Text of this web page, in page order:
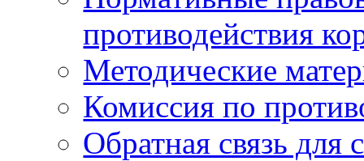
противодействия
Методические
Комиссия по
Обратная связь